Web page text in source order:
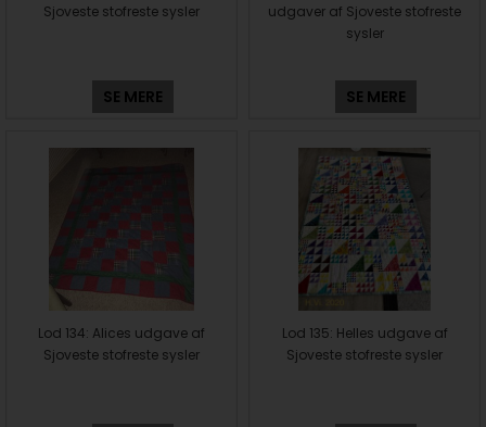
Sjoveste stofreste sysler
SE MERE
udgaver af Sjoveste stofreste
sysler
SE MERE
Lod 134: Alices udgave af
Sjoveste stofreste sysler
Lod 135: Helles udgave af
Sjoveste stofreste sysler